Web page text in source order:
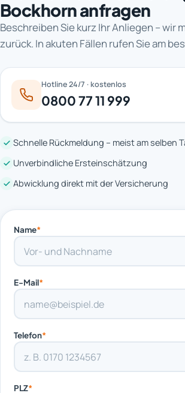
Bockhorn anfragen
Beschreiben Sie kurz Ihr Anliegen – wir
zurück. In akuten Fällen rufen Sie am
Hotline 24/7 · kostenlos
0800 77 11 999
Schnelle Rückmeldung – meist am selben
Unverbindliche Ersteinschätzung
Abwicklung direkt mit der Versicherung
Name*
E-Mail*
Telefon*
PLZ*